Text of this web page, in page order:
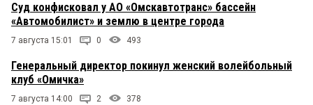
Суд конфисковал у АО «Омскавтотранс» бассейн
«Автомобилист» и землю в центре города
7 августа 15:01 0 493
Генеральный директор покинул женский волейбольный
клуб «Омичка»
7 августа 14:00 2 378